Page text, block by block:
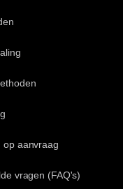
op aanvraag
vragen (FAQ's)